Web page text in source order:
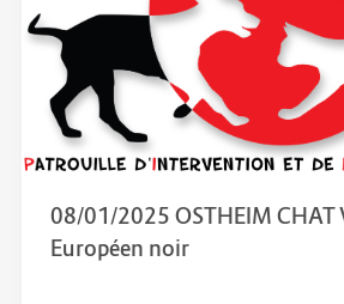
08/01/2025 OSTHEIM CHAT
Européen noir